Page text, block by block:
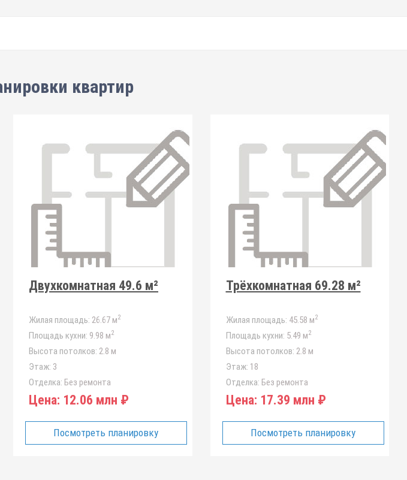
квартир
Двухкомнатная 49.6 м²
Жилая площадь: 26.67 м2
Площадь кухни: 9.98 м2
Высота потолков: 2.8 м
Этаж: 3
Отделка: Без ремонта
Цена: 12.06 млн ₽
Посмотреть планировку
Трёхкомнатная 69.28 м²
Жилая площадь: 45.58 м2
Площадь кухни: 5.49 м2
Высота потолков: 2.8 м
Этаж: 18
Отделка: Без ремонта
Цена: 17.39 млн ₽
Посмотреть планировку